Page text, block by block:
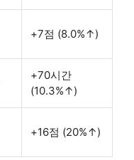
+7점 (8.0%↑)
+70시간
(10.3%↑)
+16점 (20%↑)